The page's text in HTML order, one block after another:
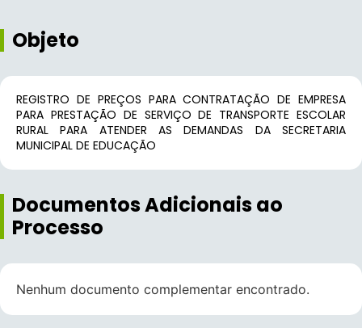
Objeto
REGISTRO DE PREÇOS PARA CONTRATAÇÃO DE EMPRESA
PARA PRESTAÇÃO DE SERVIÇO DE TRANSPORTE ESCOLAR
RURAL PARA ATENDER AS DEMANDAS DA SECRETARIA
MUNICIPAL DE EDUCAÇÃO
Documentos Adicionais ao
Processo
Nenhum documento complementar encontrado.